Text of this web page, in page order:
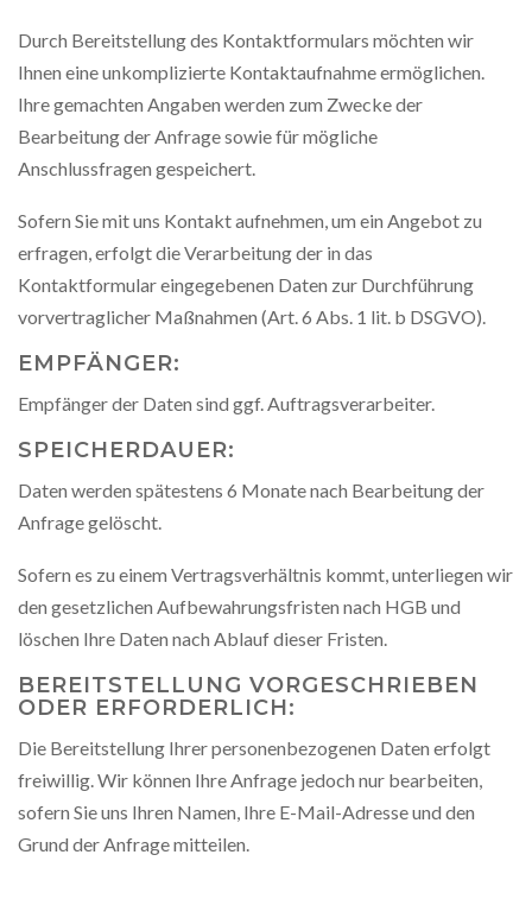
Durch Bereitstellung des Kontaktformulars möchten wir
Ihnen eine unkomplizierte Kontaktaufnahme ermöglichen.
Ihre gemachten Angaben werden zum Zwecke der
Bearbeitung der Anfrage sowie für mögliche
Anschlussfragen gespeichert.
Sofern Sie mit uns Kontakt aufnehmen, um ein Angebot zu
erfragen, erfolgt die Verarbeitung der in das
Kontaktformular eingegebenen Daten zur Durchführung
vorvertraglicher Maßnahmen (Art. 6 Abs. 1 lit. b DSGVO).
EMPFÄNGER:
Empfänger der Daten sind ggf. Auftragsverarbeiter.
SPEICHERDAUER:
Daten werden spätestens 6 Monate nach Bearbeitung der
Anfrage gelöscht.
Sofern es zu einem Vertragsverhältnis kommt, unterliegen wir
den gesetzlichen Aufbewahrungsfristen nach HGB und
löschen Ihre Daten nach Ablauf dieser Fristen.
BEREITSTELLUNG VORGESCHRIEBEN
ODER ERFORDERLICH:
Die Bereitstellung Ihrer personenbezogenen Daten erfolgt
freiwillig. Wir können Ihre Anfrage jedoch nur bearbeiten,
sofern Sie uns Ihren Namen, Ihre E-Mail-Adresse und den
Grund der Anfrage mitteilen.